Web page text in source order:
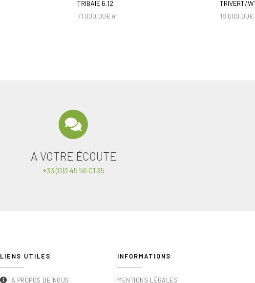
TRIBAIE 6.12
71 000,00€ HT
TRIVERT/
18 000,00€
A VOTRE ÉCOUTE
+33 (0)3 45 56 01 35
LIENS UTILES
À PROPOS DE NOUS
INFORMATIONS
MENTIONS LÉGALES